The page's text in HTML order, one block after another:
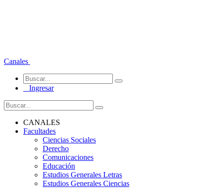
Canales
Ingresar
CANALES
Facultades
Ciencias Sociales
Derecho
Comunicaciones
Educación
Estudios Generales Letras
Estudios Generales Ciencias